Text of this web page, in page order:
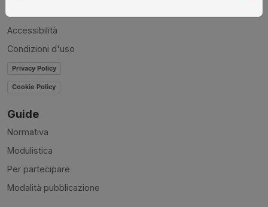
Accessibilità
Condizioni d'uso
Privacy Policy
Cookie Policy
Guide
Normativa
Modulistica
Per partecipare
Modalità pubblicazione